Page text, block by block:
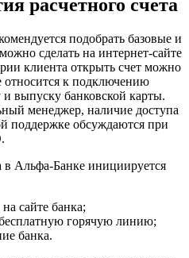
расчетного счета
подобрать базовые и
сделать на интернет-сайте
клиента открыть счет можно
относится к подключению
выпуску банковской карты.
менеджер, наличие доступа
поддержке обсуждаются при
в Альфа-Банке инициируется
сайте банка;
горячую линию;
банка.